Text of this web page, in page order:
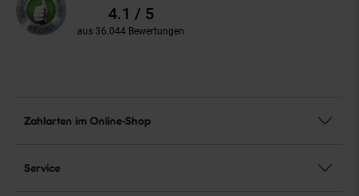
Bewertungen4.1 / 5
aus 36.044 Bewertungen
Zahlarten im Online-Shop
Service